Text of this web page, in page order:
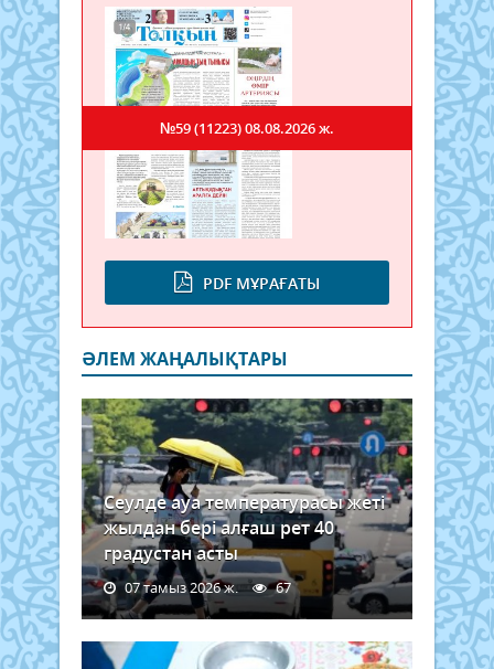
PDF МҰРАҒАТЫ
№59 (11223)08.08.2026 ж.
ӘЛЕМ ЖАҢАЛЫҚТАРЫ
Сеулде ауа температурасы жеті
жылдан бері алғаш рет 40
градустан асты
07 тамыз 2026 ж. 67